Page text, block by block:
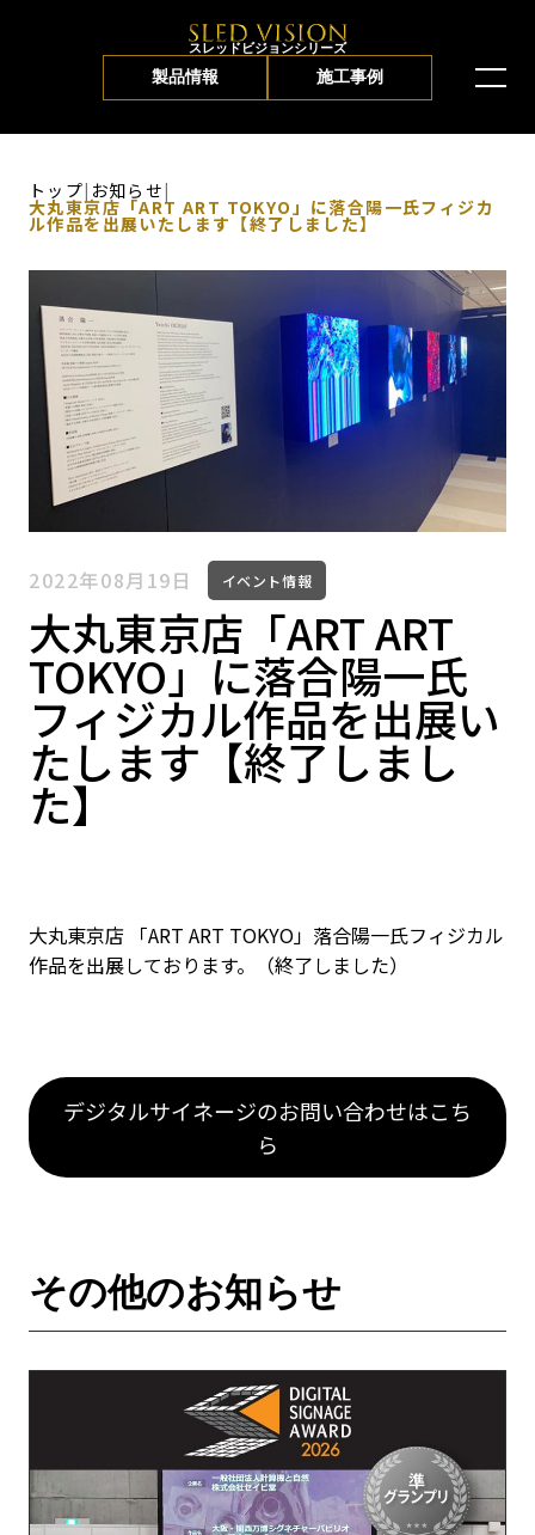
スレッドビジョンシリーズ
製品情報 施工事例
トップ| お知らせ|
大丸東京店「ART ART TOKYO」に落合陽一氏フィジカ
ル作品を出展いたします【終了しました】
大丸東京店「ART ART
TOKYO」に落合陽一氏
フィジカル作品を出展い
たします【終了しまし
た】
2022年08月19日 イベント情報
大丸東京店 「ART ART TOKYO」落合陽一氏フィジカル
作品を出展しております。（終了しました）
デジタルサイネージのお問い合わせはこち
ら
その他のお知らせ